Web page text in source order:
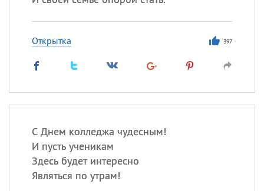
Открытка 397
С Днем колледжа чудесным!
И пусть ученикам
Здесь будет интересно
Являться по утрам!